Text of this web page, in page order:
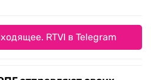
RTVI в Telegram